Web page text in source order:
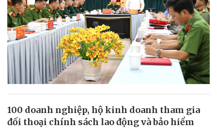
100 doanh nghiệp, hộ kinh doanh tham gia
đối thoại chính sách lao động và bảo hiểm